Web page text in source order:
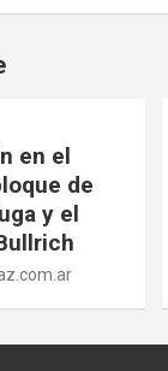
en el
de
y el